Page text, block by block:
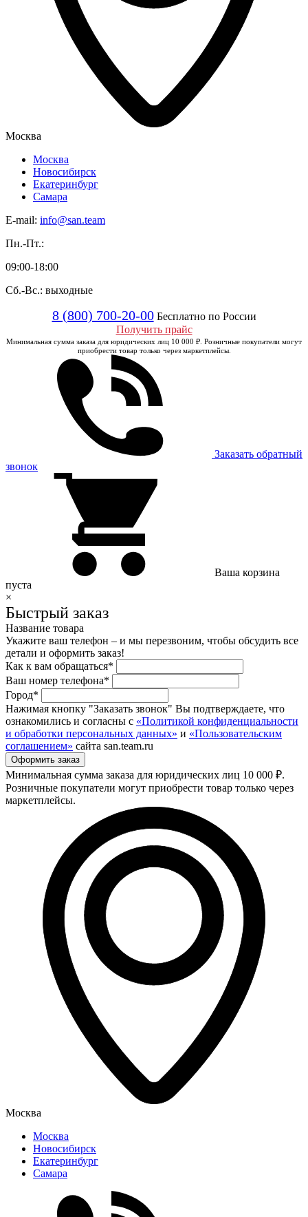
Москва
Москва
Новосибирск
Екатеринбург
Самара
E-mail: info@san.team
Пн.-Пт.:
09:00-18:00
Сб.-Вс.: выходные
8 (800) 700-20-00 Бесплатно по России
Получить прайс
Минимальная сумма заказа для юридических лиц 10 000 ₽. Розничные покупатели могут
приобрести товар только через маркетплейсы.
Заказать обратный
звонок
Ваша корзина
пуста
×
Быстрый заказ
Название товара
Укажите ваш телефон – и мы перезвоним, чтобы обсудить все
детали и оформить заказ!
Как к вам обращаться*
Ваш номер телефона*
Город*
Нажимая кнопку "Заказать звонок" Вы подтверждаете, что
ознакомились и согласны с «Политикой конфиденциальности
и обработки персональных данных» и «Пользовательским
соглашением» сайта san.team.ru
Минимальная сумма заказа для юридических лиц 10 000 ₽.
Розничные покупатели могут приобрести товар только через
маркетплейсы.
Москва
Москва
Новосибирск
Екатеринбург
Самара